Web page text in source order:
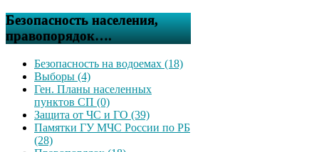
Безопасность населения,
правопорядок….
Безопасность на водоемах (18)
Выборы (4)
Ген. Планы населенных
пунктов СП (0)
Защита от ЧС и ГО (39)
Памятки ГУ МЧС России по РБ
(28)